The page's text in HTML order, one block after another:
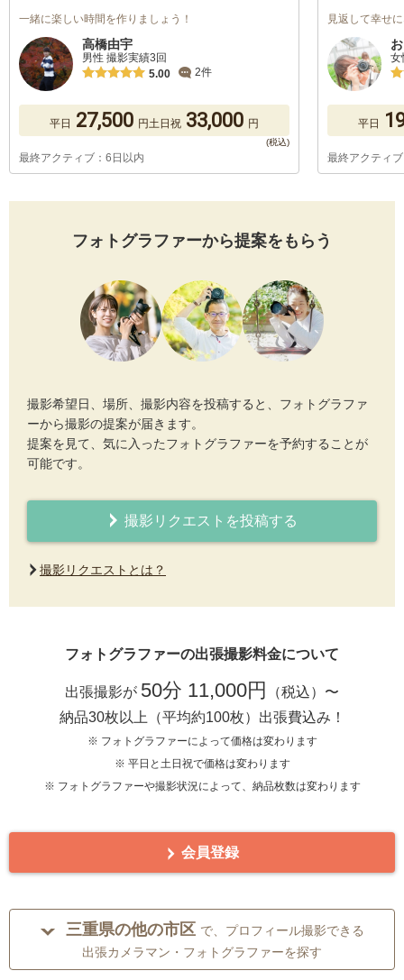
一緒に楽しい時間を作りましょう！
高橋由宇
男性 撮影実績3回
5.00
2件
平日 27,500 円土日祝 33,000 円
最終アクティブ：6日以内
見返して幸せ
女
平日
最終アクティ
フォトグラファーから提案をもらう
撮影希望日、場所、撮影内容を投稿すると、フォトグラファ
ーから撮影の提案が届きます。
提案を見て、気に入ったフォトグラファーを予約することが
可能です。
撮影リクエストを投稿する
撮影リクエストとは？
フォトグラファーの出張撮影料金について
出張撮影が 50分 11,000円
（税込）〜
納品30枚以上（平均約100枚）出張費込み！
※ フォトグラファーによって価格は変わります
※ 平日と土日祝で価格は変わります
※ フォトグラファーや撮影状況によって、納品枚数は変わります
会員登録
三重県の他の市区 で、プロフィール撮影できる
出張カメラマン・フォトグラファーを探す